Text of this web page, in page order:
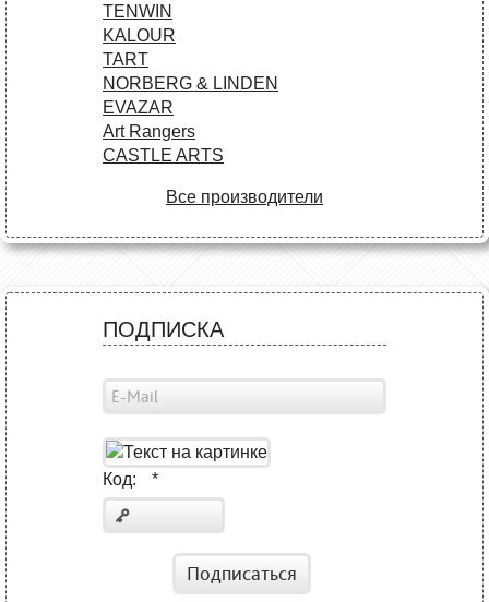
TENWIN
KALOUR
TART
NORBERG & LINDEN
EVAZAR
Art Rangers
CASTLE ARTS
Все производители
ПОДПИСКА
Код: *
Подписаться